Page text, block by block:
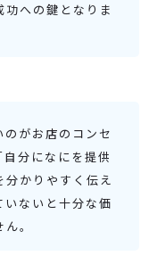
への鍵となりま
がお店のコンセ
分になにを提供
分かりやすく伝え
ないと十分な価
。